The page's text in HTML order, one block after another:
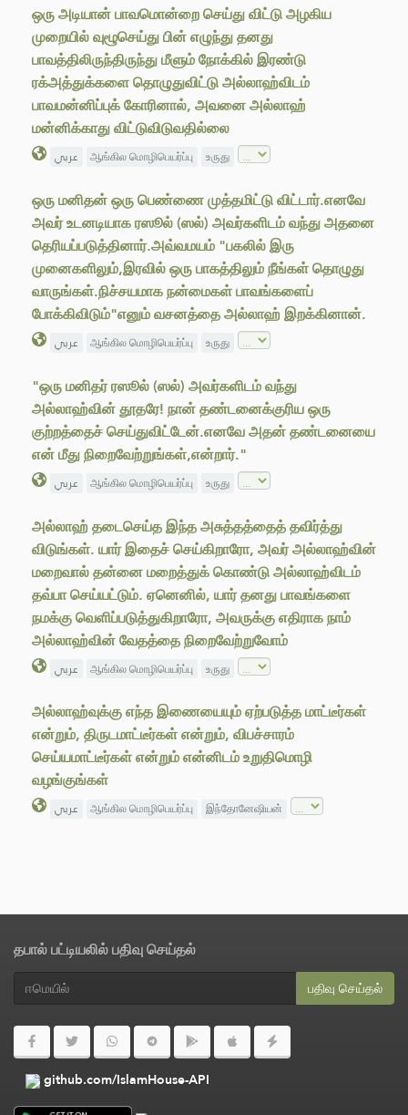
ஒரு அடியான் பாவமொன்றை செய்து விட்டு அழகிய
முறையில் வுழூசெய்து பின் எழுந்து தனது
பாவத்திலிருந்திருந்து மீளும் நோக்கில் இரண்டு
ரக்அத்துக்களை தொழுதுவிட்டு அல்லாஹ்விடம்
பாவமன்னிப்புக் கோரினால், அவனை அல்லாஹ்
மன்னிக்காது விட்டுவிடுவதில்லை
عربي ஆங்கில மொழிபெயர்ப்பு உருது
ஒரு மனிதன் ஒரு பெண்ணை முத்தமிட்டு விட்டார்.எனவே
அவர் உடனடியாக ரஸூல் (ஸல்) அவர்களிடம் வந்து அதனை
தெரியப்படுத்தினார்.அவ்வமயம் "பகலில் இரு
முனைகளிலும்,இரவில் ஒரு பாகத்திலும் நீங்கள் தொழுது
வாருங்கள்.நிச்சயமாக நன்மைகள் பாவங்களைப்
போக்கிவிடும்"எனும் வசனத்தை அல்லாஹ் இறக்கினான்.
عربي ஆங்கில மொழிபெயர்ப்பு உருது
"ஒரு மனிதர் ரஸூல் (ஸல்) அவர்களிடம் வந்து
அல்லாஹ்வின் தூதரே! நான் தண்டனைக்குரிய ஒரு
குற்றத்தைச் செய்துவிட்டேன்.எனவே அதன் தண்டனையை
என் மீது நிறைவேற்றுங்கள்,என்றார்."
عربي ஆங்கில மொழிபெயர்ப்பு உருது
அல்லாஹ் தடைசெய்த இந்த அசுத்தத்தைத் தவிர்த்து
விடுங்கள். யார் இதைச் செய்கிறாரோ, அவர் அல்லாஹ்வின்
மறைவால் தன்னை மறைத்துக் கொண்டு அல்லாஹ்விடம்
தவ்பா செய்யட்டும். ஏனெனில், யார் தனது பாவங்களை
நமக்கு வெளிப்படுத்துகிறாரோ, அவருக்கு எதிராக நாம்
அல்லாஹ்வின் வேதத்தை நிறைவேற்றுவோம்
عربي ஆங்கில மொழிபெயர்ப்பு உருது
அல்லாஹ்வுக்கு எந்த இணையையும் ஏற்படுத்த மாட்டீர்கள்
என்றும், திருடமாட்டீர்கள் என்றும், விபச்சாரம்
செய்யமாட்டீர்கள் என்றும் என்னிடம் உறுதிமொழி
வழங்குங்கள்
عربي ஆங்கில மொழிபெயர்ப்பு இந்தோனேஷியன்
தபால் பட்டியலில் பதிவு செய்தல்
பதிவு செய்தல்
github.com/IslamHouse-API